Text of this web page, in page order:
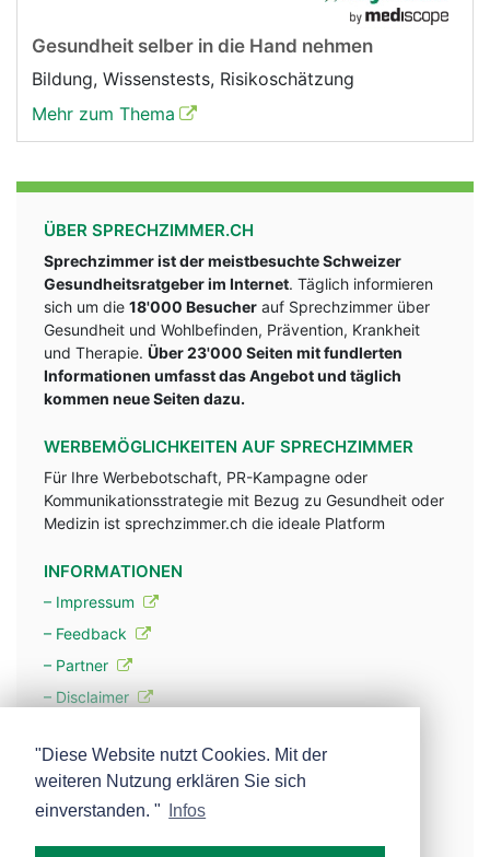
Gesundheit selber in die Hand nehmen
Bildung, Wissenstests, Risikoschätzung
Mehr zum Thema
ÜBER SPRECHZIMMER.CH
Sprechzimmer ist der meistbesuchte Schweizer
Gesundheitsratgeber im Internet. Täglich informieren
sich um die 18'000 Besucher auf Sprechzimmer über
Gesundheit und Wohlbefinden, Prävention, Krankheit
und Therapie. Über 23'000 Seiten mit fundlerten
Informationen umfasst das Angebot und täglich
kommen neue Seiten dazu.
WERBEMÖGLICHKEITEN AUF SPRECHZIMMER
Für Ihre Werbebotschaft, PR-Kampagne oder
Kommunikationsstrategie mit Bezug zu Gesundheit oder
Medizin ist sprechzimmer.ch die ideale Platform
INFORMATIONEN
– Impressum
– Feedback
– Partner
– Disclaimer
– Werbung
– Mehr über unsere Experten
"Diese Website nutzt Cookies. Mit der
weiteren Nutzung erklären Sie sich
einverstanden. "
Infos